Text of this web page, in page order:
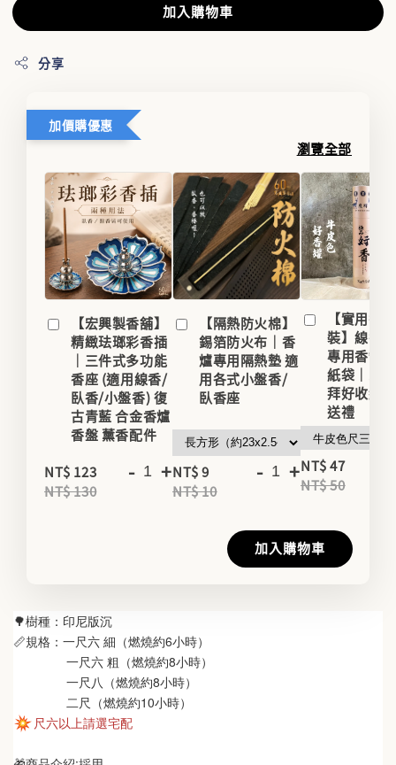
加入購物車
分享
加價購優惠
瀏覽全部
【宏興製香舖】
精緻珐瑯彩香插
｜三件式多功能
香座 (適用線香/
臥香/小盤香) 復
古青藍 合金香爐
香盤 薰香配件
NT$ 123
NT$ 130
- +
【隔熱防火棉】
錫箔防火布｜香
爐專用隔熱墊 適
用各式小盤香/
臥香座
NT$ 9
NT$ 10
- +
【實用香
裝】線香
專用香罐/
紙袋｜家
拜好收納
送禮
NT$ 47
NT$ 50
加入購物車
🌳樹種：印尼版沉
📏規格：一尺六 細（燃燒約6小時）
一尺六 粗（燃燒約8小時）
一尺八（燃燒約8小時）
二尺（燃燒約10小時）
尺六以上請選宅配